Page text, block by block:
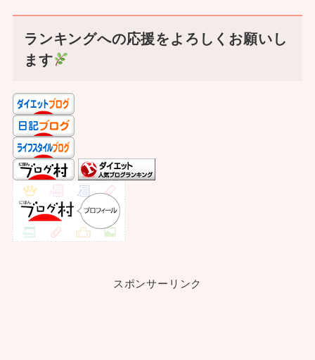
ランキングへの応援をよろしくお願いし
ます
スポンサーリンク